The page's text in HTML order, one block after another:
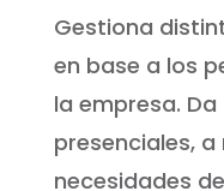
Gestiona
en base a los
la empresa.
presenciales,
necesidades